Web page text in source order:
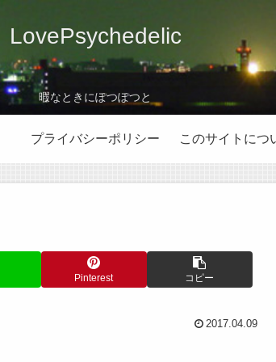
LovePsychedelic
暇なときにぽつぽつと
プライバシーポリシー このサイトにつ
Pinterest コピー
2017.04.09